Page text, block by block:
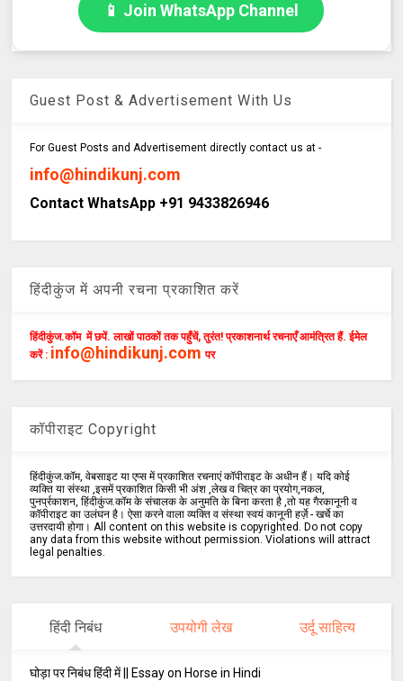
📱 Join WhatsApp Channel
Guest Post & Advertisement With Us
For Guest Posts and Advertisement directly contact us at -
info@hindikunj.com
Contact WhatsApp +91 9433826946
हिंदीकुंज में अपनी रचना प्रकाशित करें
हिंदीकुंज.कॉम में छपें. लाखों पाठकों तक पहुँचें, तुरंत! प्रकाशनार्थ रचनाएँ आमंत्रित हैं. ईमेल
करें : info@hindikunj.com पर
कॉपीराइट Copyright
हिंदीकुंज.कॉम, वेबसाइट या एप्स में प्रकाशित रचनाएं कॉपीराइट के अधीन हैं। यदि कोई
व्यक्ति या संस्था ,इसमें प्रकाशित किसी भी अंश ,लेख व चित्र का प्रयोग,नकल,
पुनर्प्रकाशन, हिंदीकुंज.कॉम के संचालक के अनुमति के बिना करता है ,तो यह गैरकानूनी व
कॉपीराइट का उलंघन है। ऐसा करने वाला व्यक्ति व संस्था स्वयं कानूनी हर्ज़े - खर्चे का
उत्तरदायी होगा। All content on this website is copyrighted. Do not copy
any data from this website without permission. Violations will attract
legal penalties.
हिंदी निबंध उपयोगी लेख उर्दू साहित्य
घोड़ा पर निबंध हिंदी में || Essay on Horse in Hindi